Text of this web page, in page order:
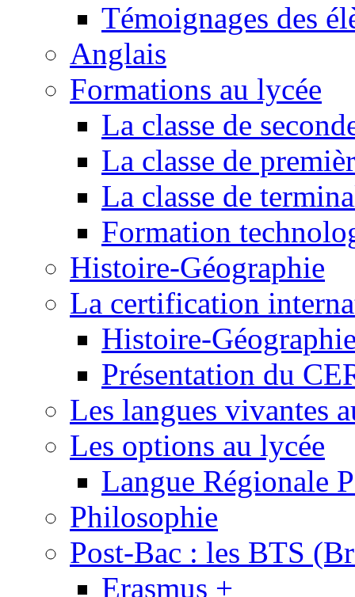
Témoignages des
Anglais
Formations au lycée
La classe de
La classe de
La classe de
Formation
Histoire-Géographie
La certification
Histoire-
Présentation du
Les langues vivantes
Les options au lycée
Langue Régionale
Philosophie
Post-Bac : les BTS
Erasmus +